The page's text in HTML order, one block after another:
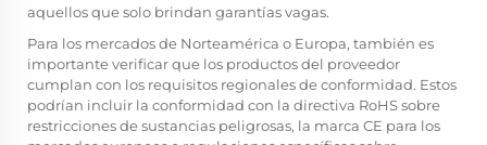
aquellos que solo brindan garantías vagas.
Para los mercados de Norteamérica o Europa, también es
importante verificar que los productos del proveedor
cumplan con los requisitos regionales de conformidad. Estos
podrían incluir la conformidad con la directiva RoHS sobre
restricciones de sustancias peligrosas, la marca CE para los